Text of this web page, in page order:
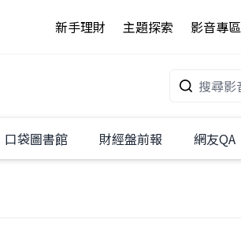
新手理財 主題探索 影音專區
口袋圖書館 財經盤前報 網友QA